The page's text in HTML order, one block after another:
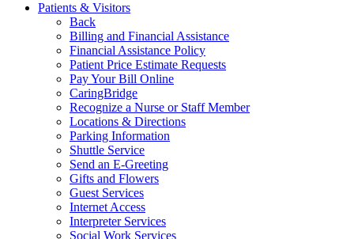
Patients & Visitors
Back
Billing and Financial Assistance
Financial Assistance Policy
Patient Price Estimate Requests
Pay Your Bill Online
CaringBridge
Recognize a Nurse or Staff Member
Locations & Directions
Parking Information
Shuttle Service
Send an E-Greeting
Gifts and Flowers
Guest Services
Internet Access
Interpreter Services
Social Work Services